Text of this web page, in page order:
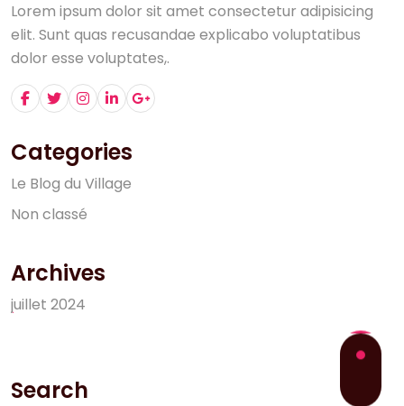
Lorem ipsum dolor sit amet consectetur adipisicing
elit. Sunt quas recusandae explicabo voluptatibus
dolor esse voluptates,.
Categories
Le Blog du Village
Non classé
Archives
juillet 2024
Search